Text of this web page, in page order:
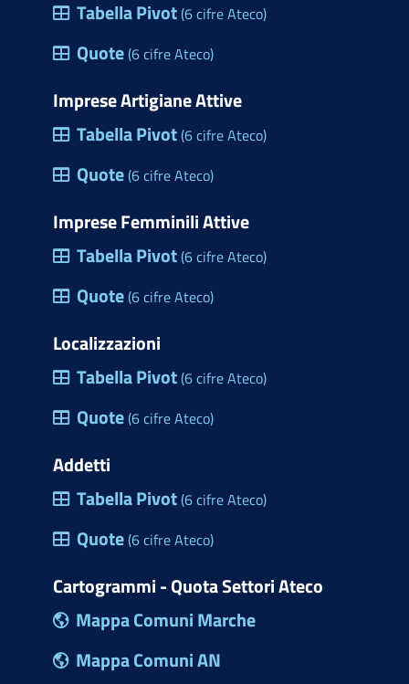
Tabella Pivot(6 cifre Ateco)
Quote(6 cifre Ateco)
Imprese Artigiane Attive
Tabella Pivot(6 cifre Ateco)
Quote(6 cifre Ateco)
Imprese Femminili Attive
Tabella Pivot(6 cifre Ateco)
Quote(6 cifre Ateco)
Localizzazioni
Tabella Pivot(6 cifre Ateco)
Quote(6 cifre Ateco)
Addetti
Tabella Pivot(6 cifre Ateco)
Quote(6 cifre Ateco)
Cartogrammi - Quota Settori Ateco
Mappa Comuni Marche
Mappa Comuni AN